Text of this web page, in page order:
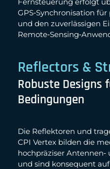
GPS‑Synchronisation für
und den zuverlässigen
Reflectors &
Robuste Designs
Bedingungen
Die Reflektoren und
CPI Vertex bilden die
hochpräziser Antennen‑
und sind konsequent